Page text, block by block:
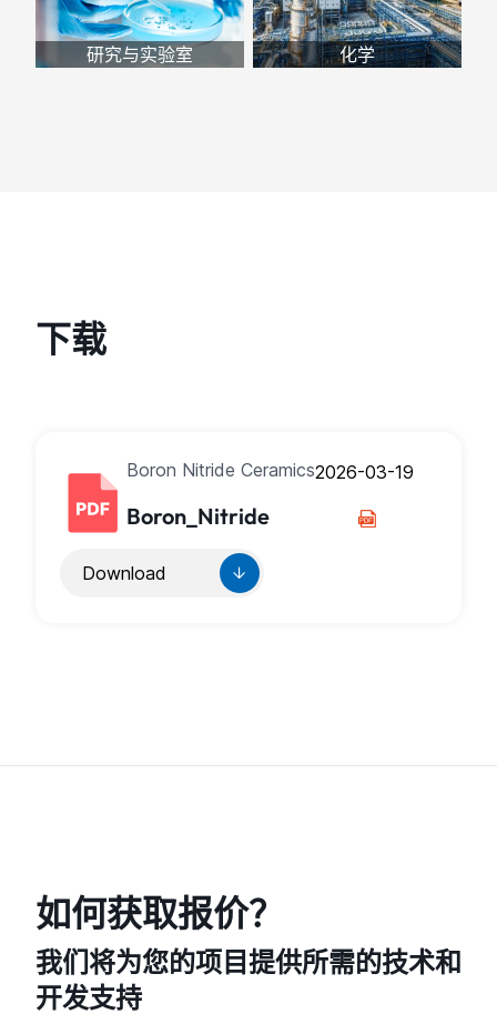
研究与实验室 化学
下载
Boron Nitride Ceramics
Boron_Nitride
2026-03-19
Download
如何获取报价？
我们将为您的项目提供所需的技术和
开发支持